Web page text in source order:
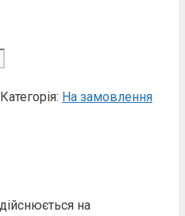
Категорія: На замовлення
на